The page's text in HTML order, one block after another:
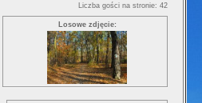
Liczba gości na stronie: 42
Losowe zdjęcie: